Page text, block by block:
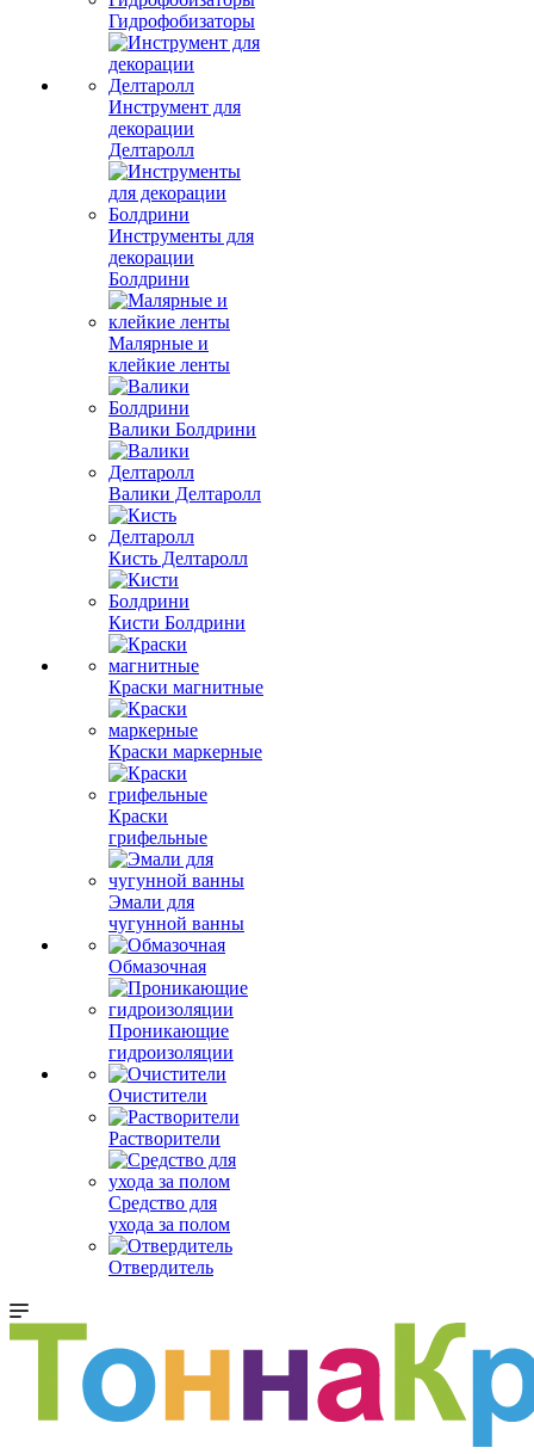
Гидрофобизаторы
Инструмент для
декорации
Делтаролл
Инструменты для
декорации
Болдрини
Малярные и
клейкие ленты
Валики Болдрини
Валики Делтаролл
Кисть Делтаролл
Кисти Болдрини
Краски магнитные
Краски маркерные
Краски
грифельные
Эмали для
чугунной ванны
Обмазочная
Проникающие
гидроизоляции
Очистители
Растворители
Средство для
ухода за полом
Отвердитель